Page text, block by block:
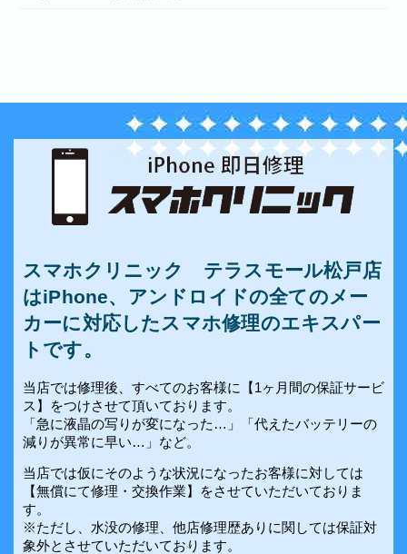
スマホクリニック テラスモール松戸店
はiPhone、アンドロイドの全てのメー
カーに対応したスマホ修理のエキスパー
トです。
当店では修理後、すべてのお客様に【1ヶ月間の保証サービ
ス】をつけさせて頂いております。
「急に液晶の写りが変になった…」「代えたバッテリーの
減りが異常に早い…」など。
当店では仮にそのような状況になったお客様に対しては
【無償にて修理・交換作業】をさせていただいておりま
す。
※ただし、水没の修理、他店修理歴ありに関しては保証対
象外とさせていただいております。